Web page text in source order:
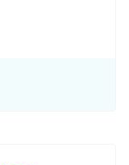
Ympäristö